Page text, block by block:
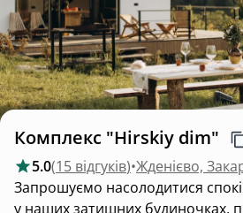
Комплекс "Hirskiy dim"
5.0(15 відгуків)•Жденієво,
Запрошуємо насолодитися
у наших затишних будиночках,